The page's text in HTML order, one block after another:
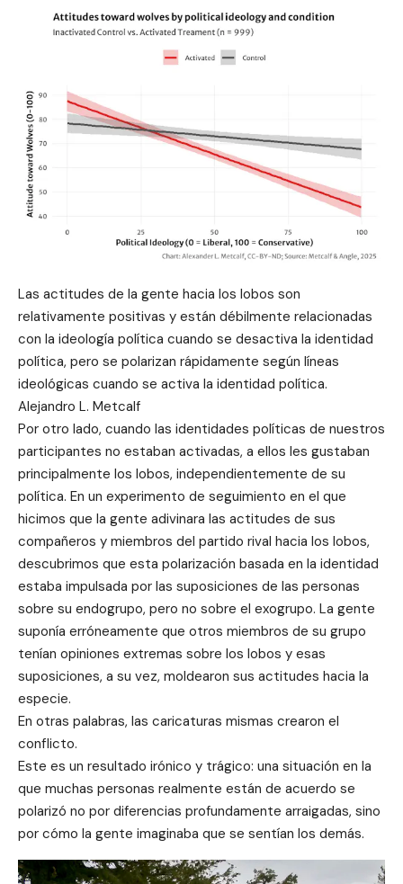
Las actitudes de la gente hacia los lobos son
relativamente positivas y están débilmente relacionadas
con la ideología política cuando se desactiva la identidad
política, pero se polarizan rápidamente según líneas
ideológicas cuando se activa la identidad política.
Alejandro L. Metcalf
Por otro lado, cuando las identidades políticas de nuestros
participantes no estaban activadas, a ellos les gustaban
principalmente los lobos, independientemente de su
política. En un experimento de seguimiento en el que
hicimos que la gente adivinara las actitudes de sus
compañeros y miembros del partido rival hacia los lobos,
descubrimos que esta polarización basada en la identidad
estaba impulsada por las suposiciones de las personas
sobre su endogrupo, pero no sobre el exogrupo. La gente
suponía erróneamente que otros miembros de su grupo
tenían opiniones extremas sobre los lobos y esas
suposiciones, a su vez, moldearon sus actitudes hacia la
especie.
En otras palabras, las caricaturas mismas crearon el
conflicto.
Este es un resultado irónico y trágico: una situación en la
que muchas personas realmente están de acuerdo se
polarizó no por diferencias profundamente arraigadas, sino
por cómo la gente imaginaba que se sentían los demás.